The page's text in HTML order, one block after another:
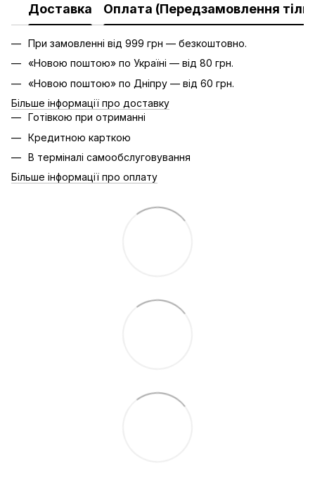
Доставка Оплата (Передзамовлення
При замовленні від 999 грн — безкоштовно.
«Новою поштою» по Україні — від 80 грн.
«Новою поштою» по Дніпру — від 60 грн.
Більше інформації про доставку
Готівкою при отриманні
Кредитною карткою
В терміналі самообслуговування
Більше інформації про оплату